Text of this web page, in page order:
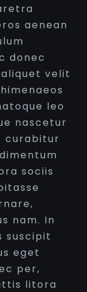
aenean
donec
velit
leo
nascetur
curabitur
sociis
nam. In
suscipit
eget
per,
litora